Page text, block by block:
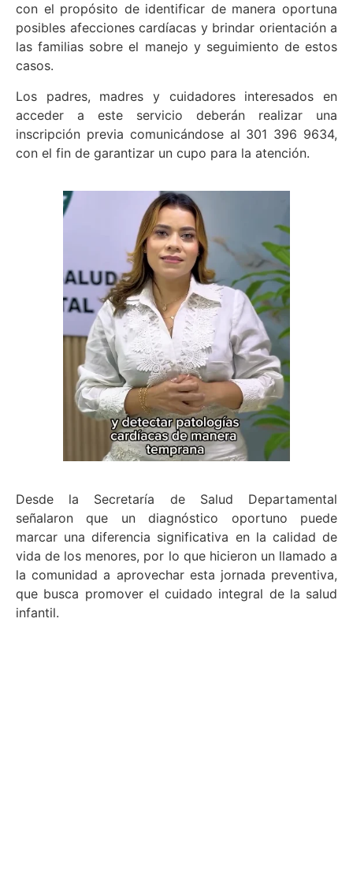
con el propósito de identificar de manera oportuna
posibles afecciones cardíacas y brindar orientación a
las familias sobre el manejo y seguimiento de estos
casos.
Los padres, madres y cuidadores interesados en
acceder a este servicio deberán realizar una
inscripción previa comunicándose al 301 396 9634,
con el fin de garantizar un cupo para la atención.
Desde la Secretaría de Salud Departamental
señalaron que un diagnóstico oportuno puede
marcar una diferencia significativa en la calidad de
vida de los menores, por lo que hicieron un llamado a
la comunidad a aprovechar esta jornada preventiva,
que busca promover el cuidado integral de la salud
infantil.